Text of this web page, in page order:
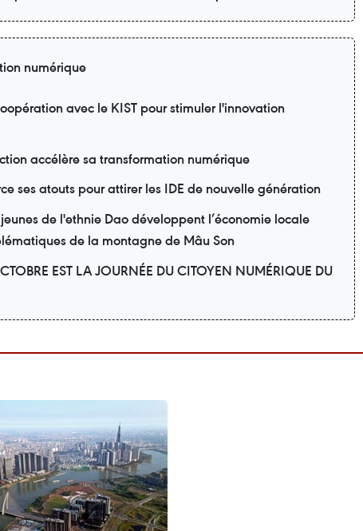
numérique
avec le KIST pour stimuler l'innovation
accélère sa transformation numérique
ses atouts pour attirer les IDE de nouvelle génération
de l'ethnie Dao développent l’économie locale
de la montagne de Mâu Son
EST LA JOURNÉE DU CITOYEN NUMÉRIQUE DU